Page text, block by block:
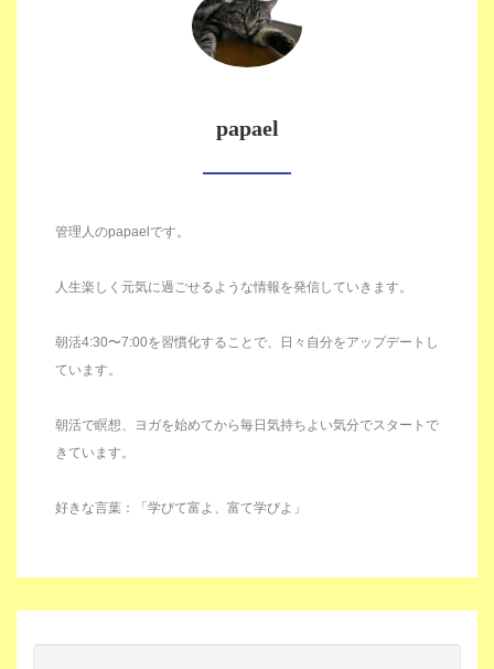
papael
管理人のpapaelです。
人生楽しく元気に過ごせるような情報を発信していきます。
朝活4:30〜7:00を習慣化することで、日々自分をアップデートし
ています。
朝活で瞑想、ヨガを始めてから毎日気持ちよい気分でスタートで
きています。
好きな言葉：「学びて富よ、富て学びよ」